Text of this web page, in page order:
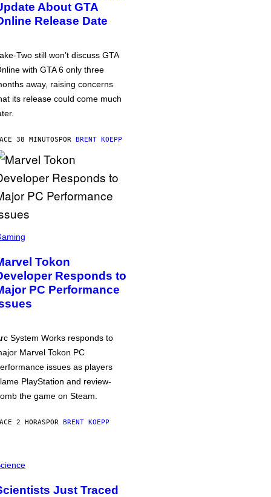
About GTA
Release Date
Two still won’t discuss GTA
with GTA 6 only three
away, raising concerns
its release could come much
38 MINUTOSPOR BRENT KOEPP
Tokon
Responds to
PC Performance
System Works responds to
Marvel Tokon PC
issues as players
PlayStation and review-
the game on Steam.
2 HORASPOR BRENT KOEPP
Just Traced